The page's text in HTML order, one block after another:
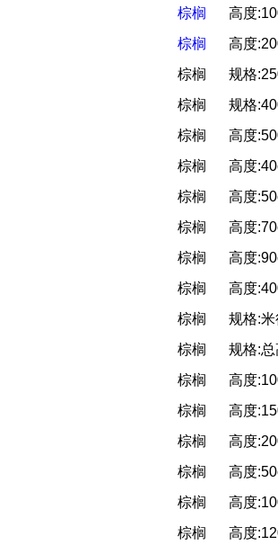
棕榈 高度
棕榈
高度
棕榈
规格
棕榈
规格
棕榈
高度
棕榈
高度
棕榈 高度
棕榈
高度
棕榈
高度
棕榈
高度
棕榈
规格:
棕榈
规格:
棕榈
高度
棕榈 高度
棕榈
高度
棕榈
高度
棕榈 高度
棕榈
高度